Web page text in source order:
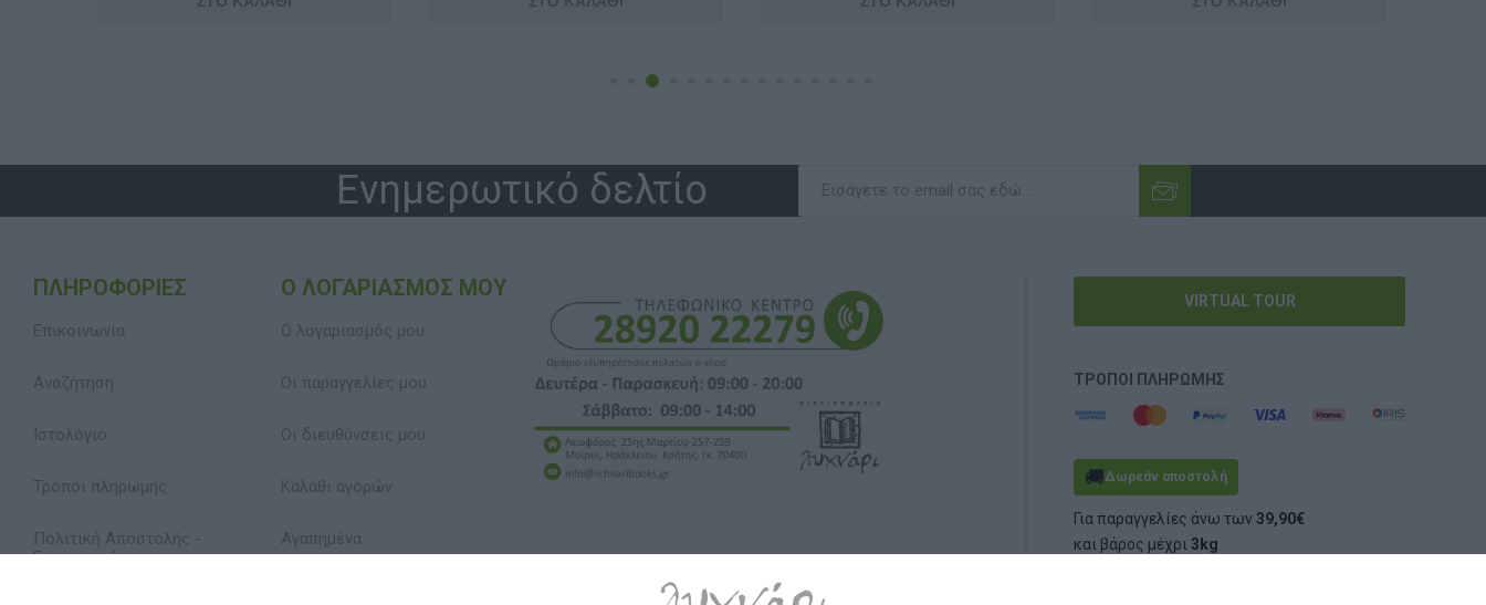
Ενημερωτικό δελτίο
ΠΛΗΡΟΦΟΡΊΕΣ
Επικοινωνία
Αναζήτηση
Ιστολόγιο
Τρόποι πληρωμής
Πολιτική Αποστολής -
Επιστροφών
Ο ΛΟΓΑΡΙΑΣΜΌΣ ΜΟΥ
Ο λογαριασμός μου
Οι παραγγελίες μου
Οι διευθύνσεις μου
Καλάθι αγορών
Αγαπημένα
VIRTUAL TOUR
ΤΡΌΠΟΙ ΠΛΗΡΩΜΉΣ
🚚Δωρεάν αποστολή
Για παραγγελίες άνω των39,90€
και βάρος μέχρι3kg